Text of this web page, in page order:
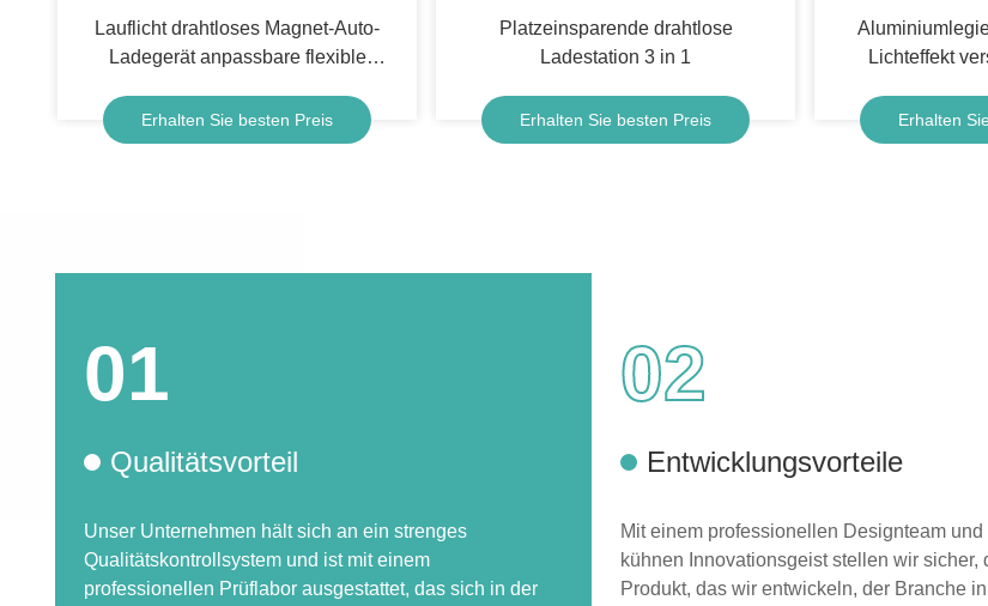
Lauflicht drahtloses Magnet-Auto-
Ladegerät anpassbare flexible
Erhalten Sie besten Preis
Platzeinsparende drahtlose
Ladestation 3 in 1
Erhalten Sie besten Preis
Lichteffekt
Erhalten
01
Qualitätsvorteil
Unser Unternehmen hält sich an ein strenges
Qualitätskontrollsystem und ist mit einem
professionellen Prüflabor ausgestattet, das sich in der
02
Entwicklungsvorteile
Mit einem professionellen Designteam und
kühnen Innovationsgeist stellen wir sicher,
Produkt, das wir entwickeln, der Branche